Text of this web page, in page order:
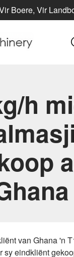
Boere, Vir
h
van Ghana 'n
sy eindkliënt